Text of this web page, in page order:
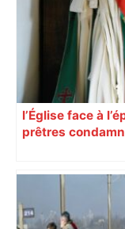
déviations –
l’Église face à
prêtres